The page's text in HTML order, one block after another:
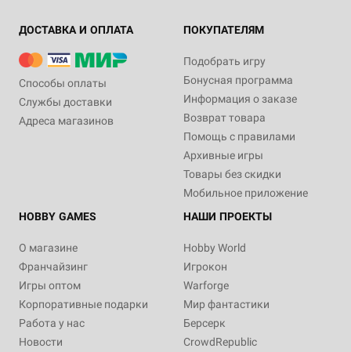
ДОСТАВКА И ОПЛАТА
Способы оплаты
Службы доставки
Адреса магазинов
ПОКУПАТЕЛЯМ
Подобрать игру
Бонусная программа
Информация о заказе
Возврат товара
Помощь с правилами
Архивные игры
Товары без скидки
Мобильное приложение
HOBBY GAMES
О магазине
Франчайзинг
Игры оптом
Корпоративные подарки
Работа у нас
Новости
НАШИ ПРОЕКТЫ
Hobby World
Игрокон
Warforge
Мир фантастики
Берсерк
CrowdRepublic